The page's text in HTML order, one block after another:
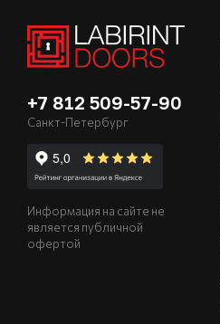
+7 812 509-57-90
Санкт-Петербург
Информация на сайте не
является публичной
офертой